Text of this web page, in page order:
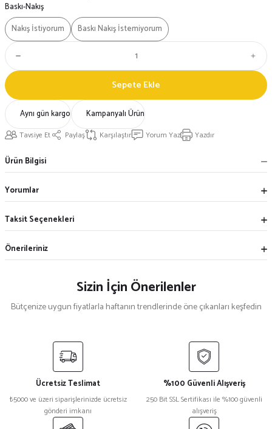
Baskı-Nakış
Nakış İstiyorum
Baskı Nakış İstemiyorum
Sepete Ekle
Aynı gün kargo Kampanyalı Ürün
Tavsiye Et Paylaş Karşılaştır Yorum Yaz Yazdır
Ürün Bilgisi
Yorumlar
Taksit Seçenekleri
Önerileriniz
Sizin İçin Önerilenler
Bütçenize uygun fiyatlarla haftanın trendlerinde öne çıkanları keşfedin
Siyah Polar Şal
₺ 250
Gri Polar Şal
₺ 250
₺ 220
Mavi Polar Şal
₺ 250
Ücretsiz Teslimat
₺5000 ve üzeri siparişlerinizde ücretsiz
gönderi imkanı
%100 Güvenli Alışveriş
250 Bit SSL Sertifikası ile %100 güvenli
alışveriş